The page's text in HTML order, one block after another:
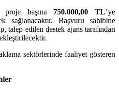
proje başına 750.000,00 TL’ye
sağlanacaktır. Başvuru sahibine
talep edilen destek ajans tarafından
sektörlerinde faaliyet gösteren